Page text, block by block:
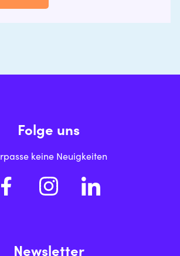
Folge uns
keine Neuigkeiten
Newsletter